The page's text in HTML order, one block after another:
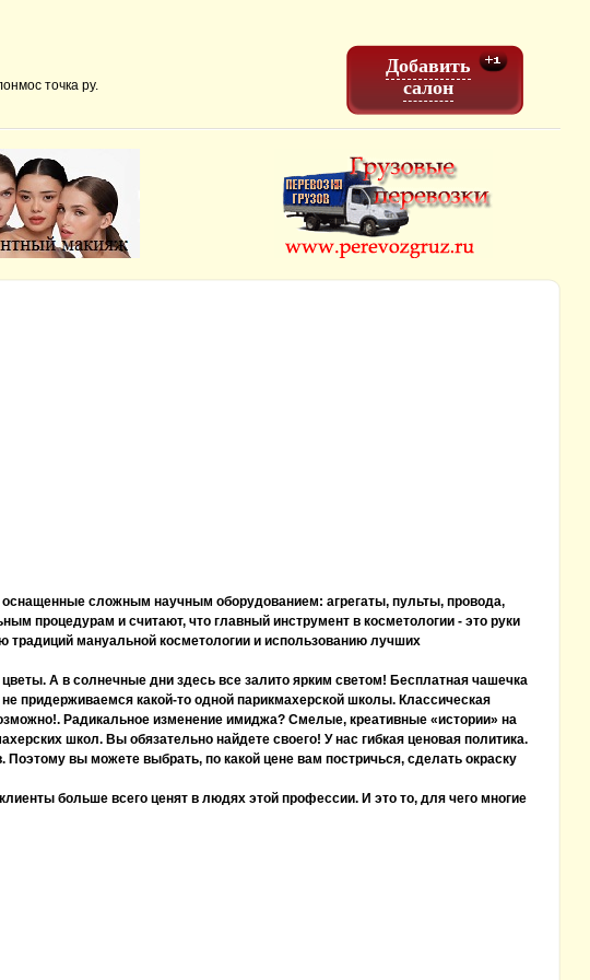
Добавить
салон
точка ру.
оснащенные сложным научным оборудованием: агрегаты, пульты, провода,
процедурам и считают, что главный инструмент в косметологии - это руки
традиций мануальной косметологии и использованию лучших
А в солнечные дни здесь все залито ярким светом! Бесплатная чашечка
придерживаемся какой-то одной парикмахерской школы. Классическая
Радикальное изменение имиджа? Смелые, креативные «истории» на
школ. Вы обязательно найдете своего! У нас гибкая ценовая политика.
вы можете выбрать, по какой цене вам постричься, сделать окраску
больше всего ценят в людях этой профессии. И это то, для чего многие